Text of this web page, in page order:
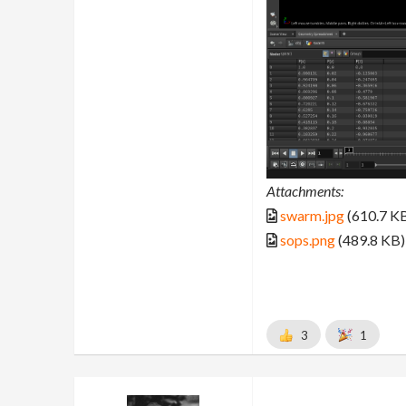
Attachments:
swarm.jpg(610.7
sops.png(489.8 KB)
3 1